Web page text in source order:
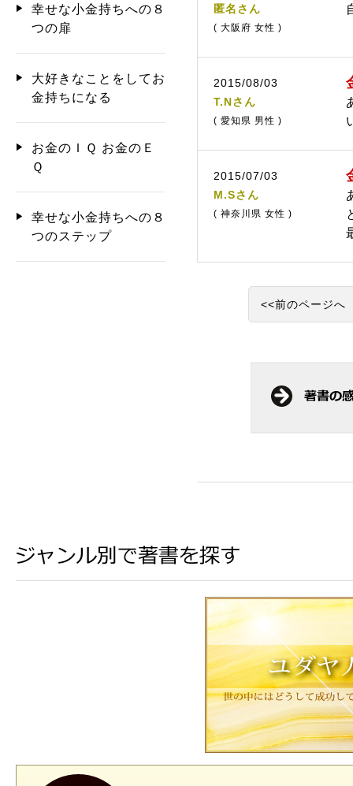
匿名さん
( 大阪府 女性 )
2015/08/03
T.Nさん
( 愛知県 男性 )
2015/07/03
M.Sさん
( 神奈川県 女性 )
<<前のページへ
幸せな小金持ちへの８
つの扉
大好きなことをしてお
金持ちになる
お金のＩＱ お金のＥ
Ｑ
幸せな小金持ちへの８
つのステップ